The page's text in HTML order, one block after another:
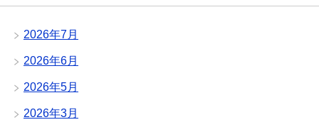
2026年7月
2026年6月
2026年5月
2026年3月